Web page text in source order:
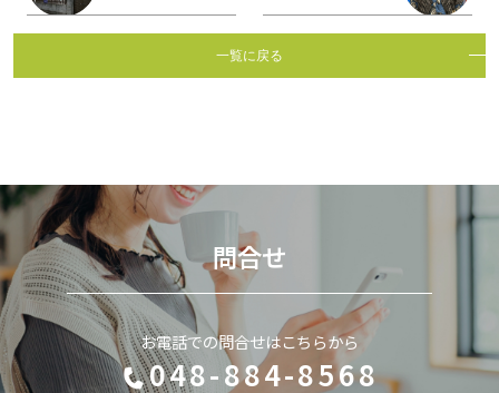
一覧に戻る
問合せ
お電話での問合せはこちらから
048-884-8568